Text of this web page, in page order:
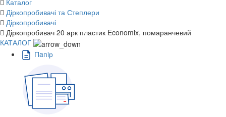
Каталог
Діркопробивачі та Степлери
Діркопробивачі
Діркопробивач 20 арк пластик Economix, помаранчевий
КАТАЛОГ
Пaпiр